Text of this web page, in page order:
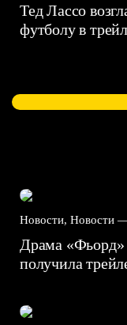
Тед Лассо
футболу в
Новости, Новости
Драма
получила